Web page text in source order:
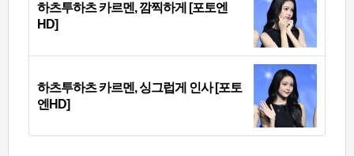
하츠투하츠 카르멘, 깜찍하게 [포토엔
HD]
하츠투하츠 카르멘, 싱그럽게 인사 [포토
엔HD]